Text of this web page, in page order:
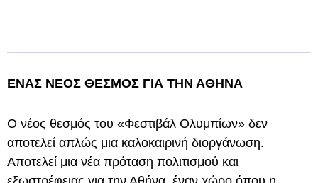
ΕΝΑΣ ΝΕΟΣ ΘΕΣΜΟΣ ΓΙΑ ΤΗΝ ΑΘΗΝΑ
Ο νέος θεσμός του «Φεστιβάλ Ολυμπίων» δεν
αποτελεί απλώς μια καλοκαιρινή διοργάνωση.
Αποτελεί μια νέα πρόταση πολιτισμού και